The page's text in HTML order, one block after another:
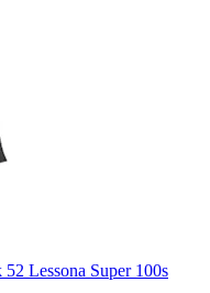
Lessona Super 100s